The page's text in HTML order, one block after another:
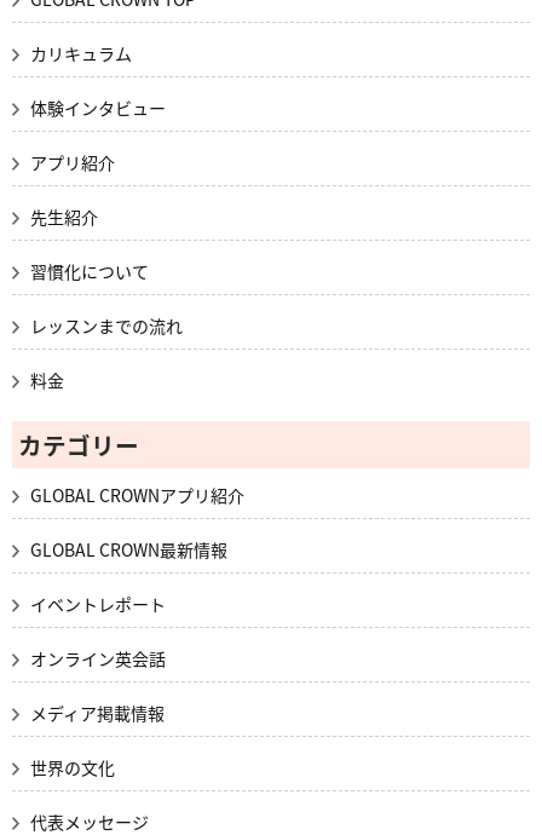
カリキュラム
体験インタビュー
アプリ紹介
先生紹介
習慣化について
レッスンまでの流れ
料金
カテゴリー
GLOBAL CROWNアプリ紹介
GLOBAL CROWN最新情報
イベントレポート
オンライン英会話
メディア掲載情報
世界の文化
代表メッセージ